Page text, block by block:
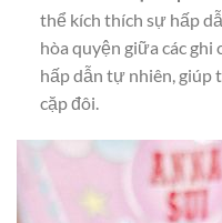
thể kích thích sự hấp
hòa quyện giữa các ghi
hấp dẫn tự nhiên, giúp
cặp đôi.